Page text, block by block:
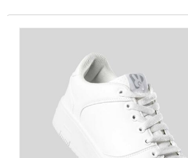
Notitieboeken en Schriften
Memoboekjes
Memo sets
Unieke memo's